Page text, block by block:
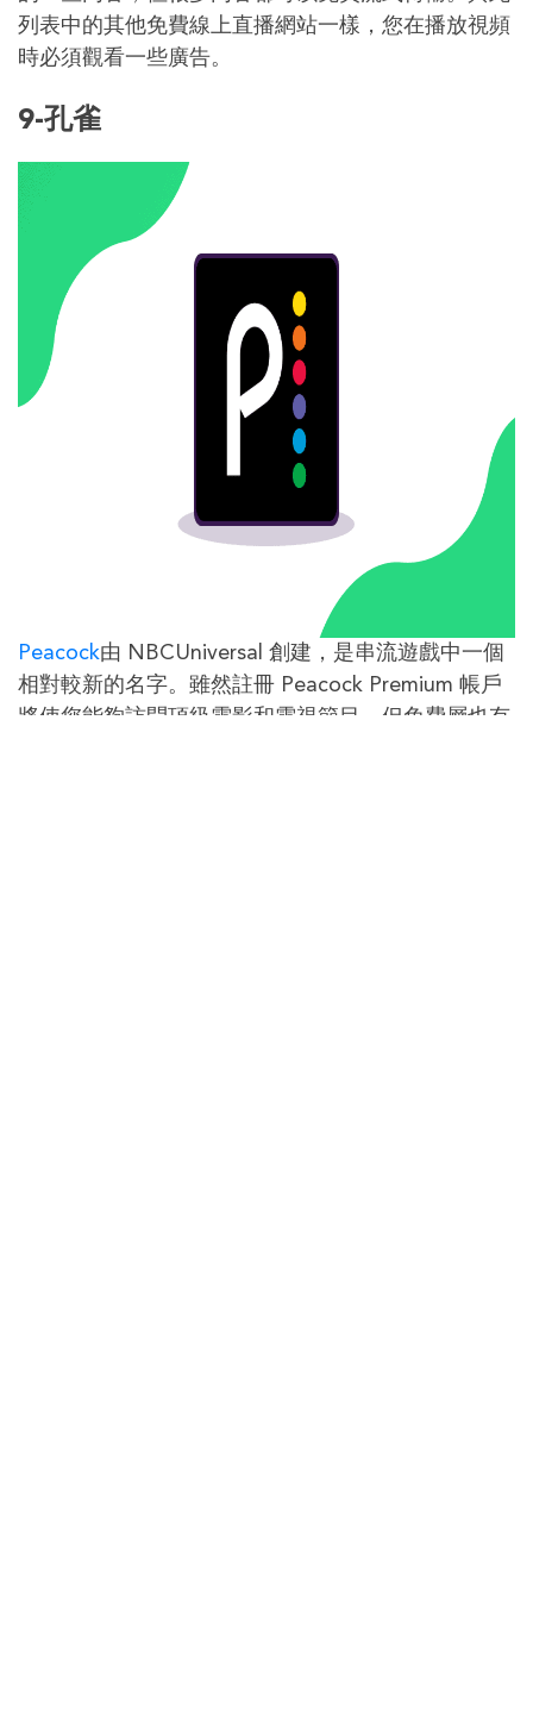
列表中的其他免費線上直播網站一樣，您在播放視頻
時必須觀看一些廣告。
9-孔雀
Peacock由 NBCUniversal 創建，是串流遊戲中一個
相對較新的名字。雖然註冊 Peacock Premium 帳戶
將使您能夠訪問頂級電影和電視節目，但免費層也有